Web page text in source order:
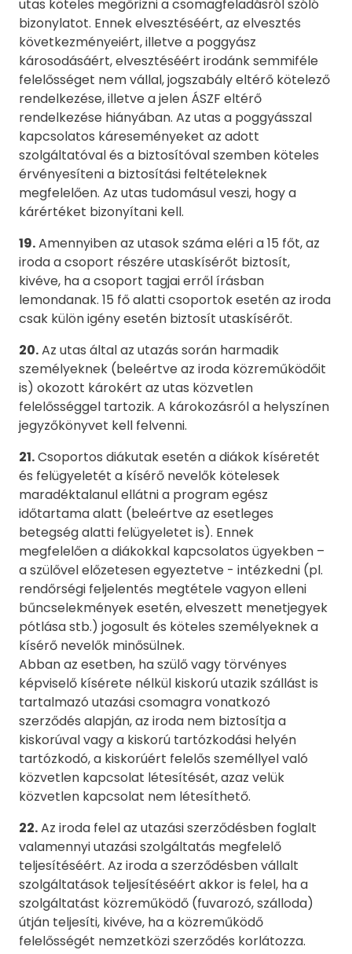
utas köteles megőrizni a csomagfeladásról szóló
bizonylatot. Ennek elvesztéséért, az elvesztés
következményeiért, illetve a poggyász
károsodásáért, elvesztéséért irodánk semmiféle
felelősséget nem vállal, jogszabály eltérő kötelező
rendelkezése, illetve a jelen ÁSZF eltérő
rendelkezése hiányában. Az utas a poggyásszal
kapcsolatos káreseményeket az adott
szolgáltatóval és a biztosítóval szemben köteles
érvényesíteni a biztosítási feltételeknek
megfelelően. Az utas tudomásul veszi, hogy a
kárértéket bizonyítani kell.
19.Amennyiben az utasok száma eléri a 15 főt, az
iroda a csoport részére utaskísérőt biztosít,
kivéve, ha a csoport tagjai erről írásban
lemondanak. 15 fő alatti csoportok esetén az iroda
csak külön igény esetén biztosít utaskísérőt.
20.Az utas által az utazás során harmadik
személyeknek (beleértve az iroda közreműködőit
is) okozott károkért az utas közvetlen
felelősséggel tartozik. A károkozásról a helyszínen
jegyzőkönyvet kell felvenni.
21.Csoportos diákutak esetén a diákok kíséretét
és felügyeletét a kísérő nevelők kötelesek
maradéktalanul ellátni a program egész
időtartama alatt (beleértve az esetleges
betegség alatti felügyeletet is). Ennek
megfelelően a diákokkal kapcsolatos ügyekben –
a szülővel előzetesen egyeztetve - intézkedni (pl.
rendőrségi feljelentés megtétele vagyon elleni
bűncselekmények esetén, elveszett menetjegyek
pótlása stb.) jogosult és köteles személyeknek a
kísérő nevelők minősülnek.
Abban az esetben, ha szülő vagy törvényes
képviselő kísérete nélkül kiskorú utazik szállást is
tartalmazó utazási csomagra vonatkozó
szerződés alapján, az iroda nem biztosítja a
kiskorúval vagy a kiskorú tartózkodási helyén
tartózkodó, a kiskorúért felelős személlyel való
közvetlen kapcsolat létesítését, azaz velük
közvetlen kapcsolat nem létesíthető.
22.Az iroda felel az utazási szerződésben foglalt
valamennyi utazási szolgáltatás megfelelő
teljesítéséért. Az iroda a szerződésben vállalt
szolgáltatások teljesítéséért akkor is felel, ha a
szolgáltatást közreműködő (fuvarozó, szálloda)
útján teljesíti, kivéve, ha a közreműködő
felelősségét nemzetközi szerződés korlátozza.